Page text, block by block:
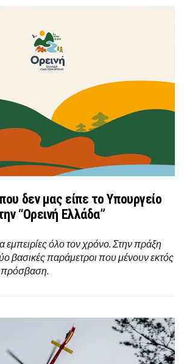
δεν μας είπε το Υπουργείο
“Ορεινή Ελλάδα”
εμπειρίες όλο τον χρόνο. Στην πράξη
βασικές παράμετροι που μένουν εκτός
πρόσβαση.